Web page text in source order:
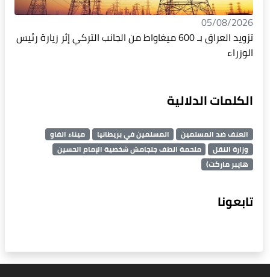
05/08/2026
تزويد العراق بـ 600 ميغاواط من الجانب التركي إثر زيارة رئيس
الوزراء
الكلمات الدلالية
العنف ضد المسلمين المسلمين في بريطانيا
ميناء الفاو
وزارة النقل
ملحمة الطف جلجامش شخصية الإمام الحسين
هايبر ماركت)
تابعونا